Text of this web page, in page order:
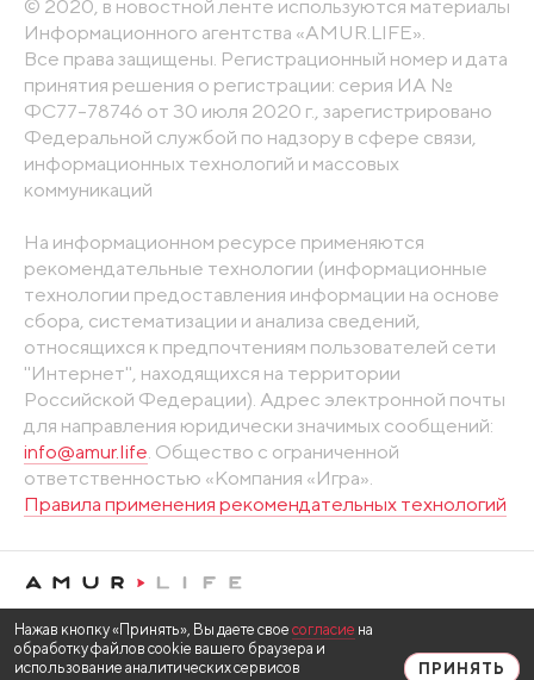
© 2020, в новостной ленте используются материалы
Информационного агентства «AMUR.LIFE».
Все права защищены. Регистрационный номер и дата
принятия решения о регистрации: серия ИА №
ФС77-78746 от 30 июля 2020 г., зарегистрировано
Федеральной службой по надзору в сфере связи,
информационных технологий и массовых
коммуникаций
На информационном ресурсе применяются
рекомендательные технологии (информационные
технологии предоставления информации на основе
сбора, систематизации и анализа сведений,
относящихся к предпочтениям пользователей сети
"Интернет", находящихся на территории
Российской Федерации). Адрес электронной почты
для направления юридически значимых сообщений:
info@amur.life . Общество с ограниченной
ответственностью «Компания «Игра».
Правила применения рекомендательных технологий
Нажав кнопку «Принять», Вы даете свое согласие на
обработку файлов cookie вашего браузера и
использование аналитических сервисов
ПРИНЯТЬ